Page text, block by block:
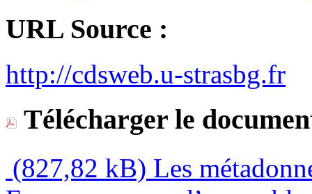
URL Source :
http://cdsweb.u-strasbg.fr
Télécharger le
(827,82 kB) Les